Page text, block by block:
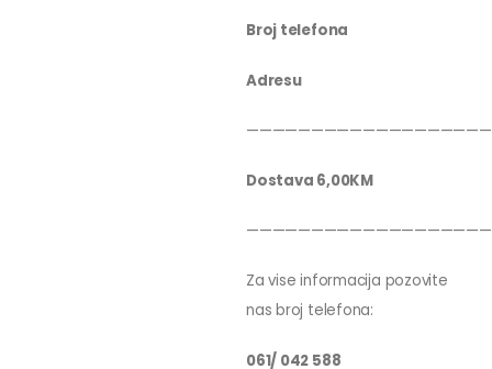
Broj telefona
Adresu
———————————————————
Dostava 6,00KM
———————————————————
Za vise informacija pozovite
nas broj telefona:
061/ 042 588